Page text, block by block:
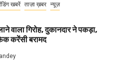
खबरें ताज़ा ख़बर न्यूज़
वाला गिरोह, दुकानदार ने पकड़ा,
करेंसी बरामद